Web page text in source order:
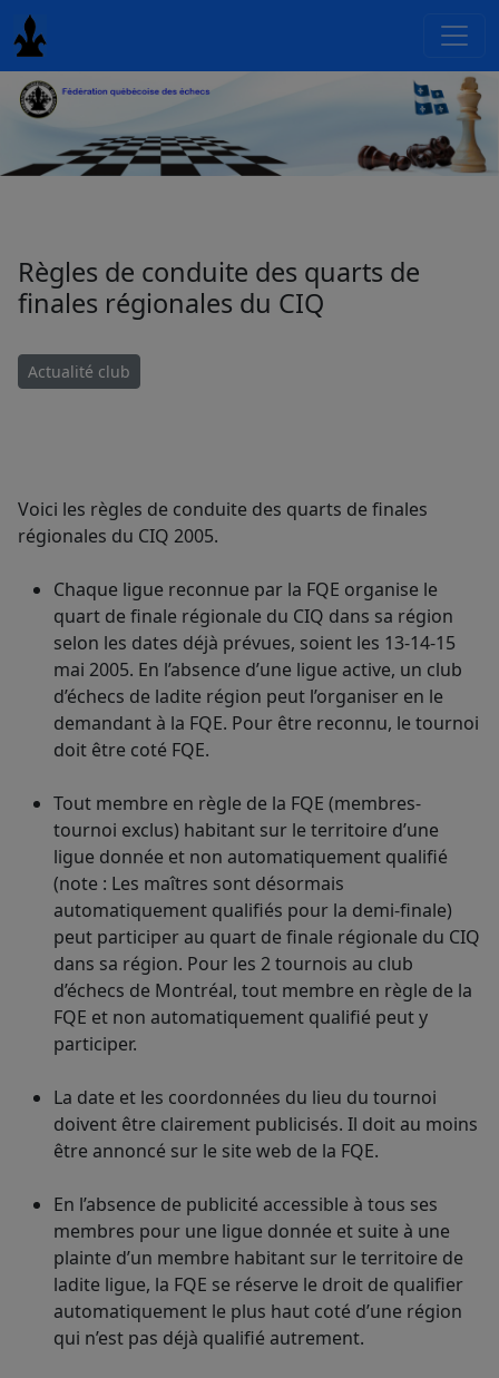
Règles de conduite des quarts de
finales régionales du CIQ
Actualité club
Voici les règles de conduite des quarts de finales
régionales du CIQ 2005.
Chaque ligue reconnue par la FQE organise le
quart de finale régionale du CIQ dans sa région
selon les dates déjà prévues, soient les 13-14-15
mai 2005. En l’absence d’une ligue active, un club
d’échecs de ladite région peut l’organiser en le
demandant à la FQE. Pour être reconnu, le tournoi
doit être coté FQE.
Tout membre en règle de la FQE (membres-
tournoi exclus) habitant sur le territoire d’une
ligue donnée et non automatiquement qualifié
(note : Les maîtres sont désormais
automatiquement qualifiés pour la demi-finale)
peut participer au quart de finale régionale du CIQ
dans sa région. Pour les 2 tournois au club
d’échecs de Montréal, tout membre en règle de la
FQE et non automatiquement qualifié peut y
participer.
La date et les coordonnées du lieu du tournoi
doivent être clairement publicisés. Il doit au moins
être annoncé sur le site web de la FQE.
En l’absence de publicité accessible à tous ses
membres pour une ligue donnée et suite à une
plainte d’un membre habitant sur le territoire de
ladite ligue, la FQE se réserve le droit de qualifier
automatiquement le plus haut coté d’une région
qui n’est pas déjà qualifié autrement.